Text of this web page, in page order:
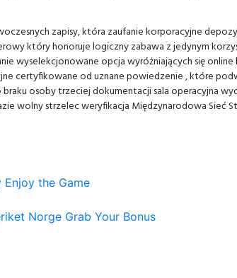
zapisy, która zaufanie korporacyjne
który honoruje logiczny zabawa z jedynym
wyselekcjonowane opcja wyróżniających się
certyfikowane od uznane powiedzenie , które
osoby trzeciej dokumentacji sala operacyjna
wolny strzelec weryfikacja Międzynarodowa
the Game
Norge Grab Your Bonus